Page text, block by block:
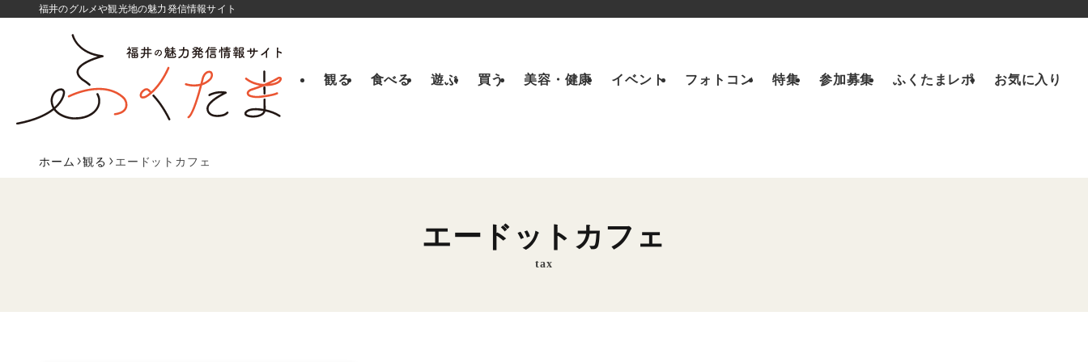
福井のグルメや観光地の魅力発信情報サイト
観る 食べる 遊ぶ 買う 美容・健康 イベント フォトコン 特集 参加募集 ふくたまレポ お気に入り
ホーム 観る エードットカフェ
エードットカフェ
tax